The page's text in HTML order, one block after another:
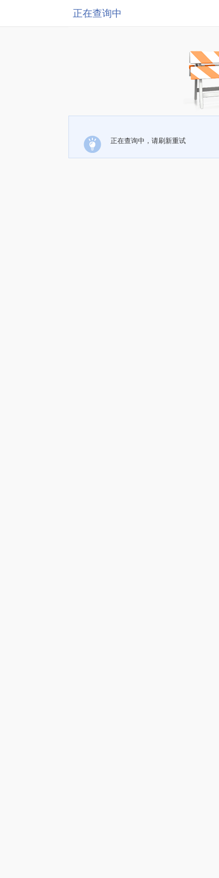
正在查询中
正在查询中，请刷新重试